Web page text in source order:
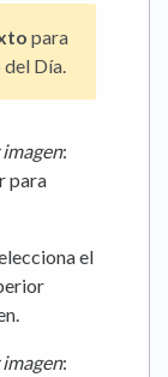
para
Día.
:
para
el
: